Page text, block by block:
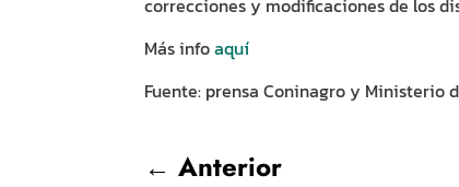
correcciones y modificaciones de los
Más infoaquí
Fuente: prensa Coninagro y Ministerio
← Anterior